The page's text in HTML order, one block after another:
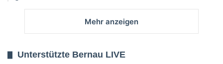
Mehr anzeigen
Unterstützte Bernau LIVE